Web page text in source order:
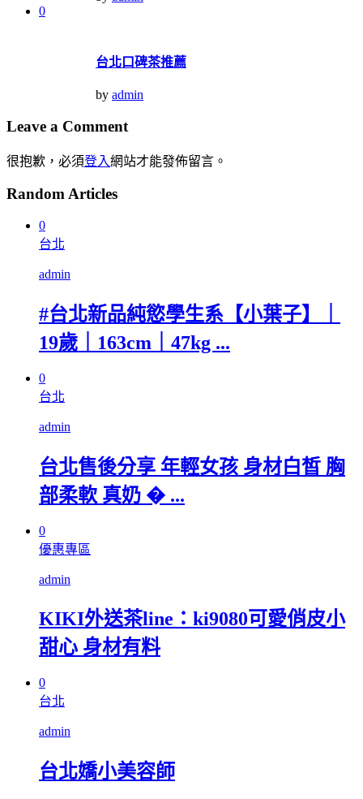
0
台北口碑茶推薦
by admin
Leave a Comment
很抱歉，必須登入網站才能發佈留言。
Random Articles
0
台北
admin
#台北新品純慾學生系【小葉子】｜
19歲｜163cm｜47kg ...
0
台北
admin
台北售後分享 年輕女孩 身材白皙 胸
部柔軟 真奶 � ...
0
優惠專區
admin
KIKI外送茶line：ki9080可愛俏皮小
甜心 身材有料
0
台北
admin
台北嬌小美容師